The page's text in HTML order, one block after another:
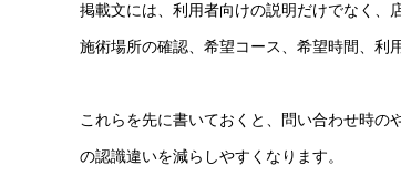
掲載文には、利用者向けの説明だけでなく、
施術場所の確認、希望コース、希望時間、利
これらを先に書いておくと、問い合わせ時の
の認識違いを減らしやすくなります。